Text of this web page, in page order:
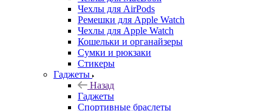
Чехлы для AirPods
Ремешки для Apple Watch
Чехлы для Apple Watch
Кошельки и органайзеры
Сумки и рюкзаки
Стикеры
Гаджеты
Назад
Гаджеты
Спортивные браслеты